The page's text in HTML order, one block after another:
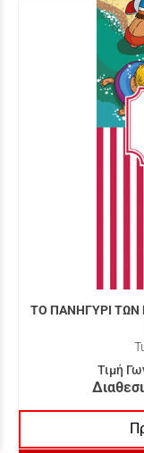
ΤΟ ΠΑΝΗΓΥΡΙ
Τιμή